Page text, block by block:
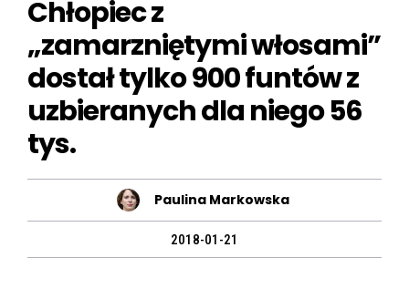
Chłopiec z
„zamarzniętymi włosami”
dostał tylko 900 funtów z
uzbieranych dla niego 56
tys.
Paulina Markowska
2018-01-21